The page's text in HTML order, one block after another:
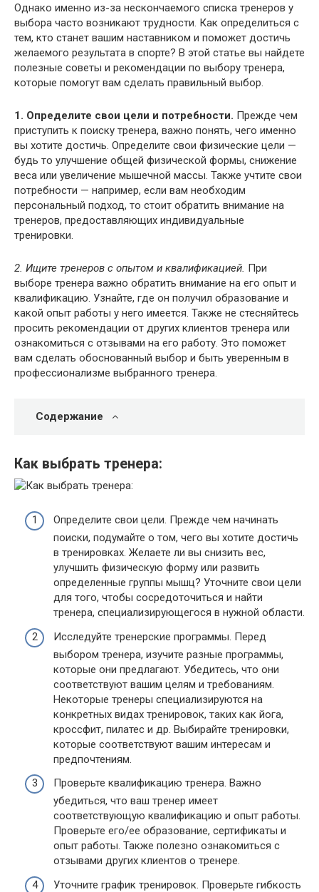
Однако именно из-за нескончаемого списка тренеров у
выбора часто возникают трудности. Как определиться с
тем, кто станет вашим наставником и поможет достичь
желаемого результата в спорте? В этой статье вы найдете
полезные советы и рекомендации по выбору тренера,
которые помогут вам сделать правильный выбор.
1. Определите свои цели и потребности. Прежде чем
приступить к поиску тренера, важно понять, чего именно
вы хотите достичь. Определите свои физические цели —
будь то улучшение общей физической формы, снижение
веса или увеличение мышечной массы. Также учтите свои
потребности — например, если вам необходим
персональный подход, то стоит обратить внимание на
тренеров, предоставляющих индивидуальные
тренировки.
2. Ищите тренеров с опытом и квалификацией. При
выборе тренера важно обратить внимание на его опыт и
квалификацию. Узнайте, где он получил образование и
какой опыт работы у него имеется. Также не стесняйтесь
просить рекомендации от других клиентов тренера или
ознакомиться с отзывами на его работу. Это поможет
вам сделать обоснованный выбор и быть уверенным в
профессионализме выбранного тренера.
Содержание
Как выбрать тренера:
Определите свои цели. Прежде чем начинать
поиски, подумайте о том, чего вы хотите достичь
в тренировках. Желаете ли вы снизить вес,
улучшить физическую форму или развить
определенные группы мышц? Уточните свои цели
для того, чтобы сосредоточиться и найти
тренера, специализирующегося в нужной области.
Исследуйте тренерские программы. Перед
выбором тренера, изучите разные программы,
которые они предлагают. Убедитесь, что они
соответствуют вашим целям и требованиям.
Некоторые тренеры специализируются на
конкретных видах тренировок, таких как йога,
кроссфит, пилатес и др. Выбирайте тренировки,
которые соответствуют вашим интересам и
предпочтениям.
Проверьте квалификацию тренера. Важно
убедиться, что ваш тренер имеет
соответствующую квалификацию и опыт работы.
Проверьте его/ее образование, сертификаты и
опыт работы. Также полезно ознакомиться с
отзывами других клиентов о тренере.
Уточните график тренировок. Проверьте гибкость